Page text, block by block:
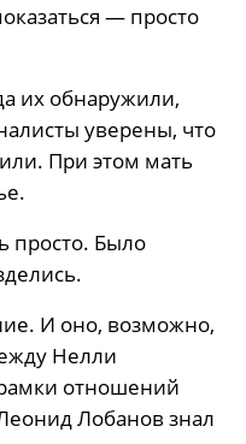
— просто
их обнаружили,
уверены, что
При этом мать
просто. Было
И оно, возможно,
Нелли
отношений
Лобанов знал